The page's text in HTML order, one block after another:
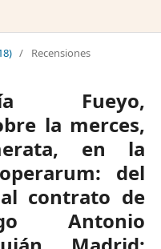
/ Recensiones
Fueyo,
la merces,
en la
del
contrato de
Antonio